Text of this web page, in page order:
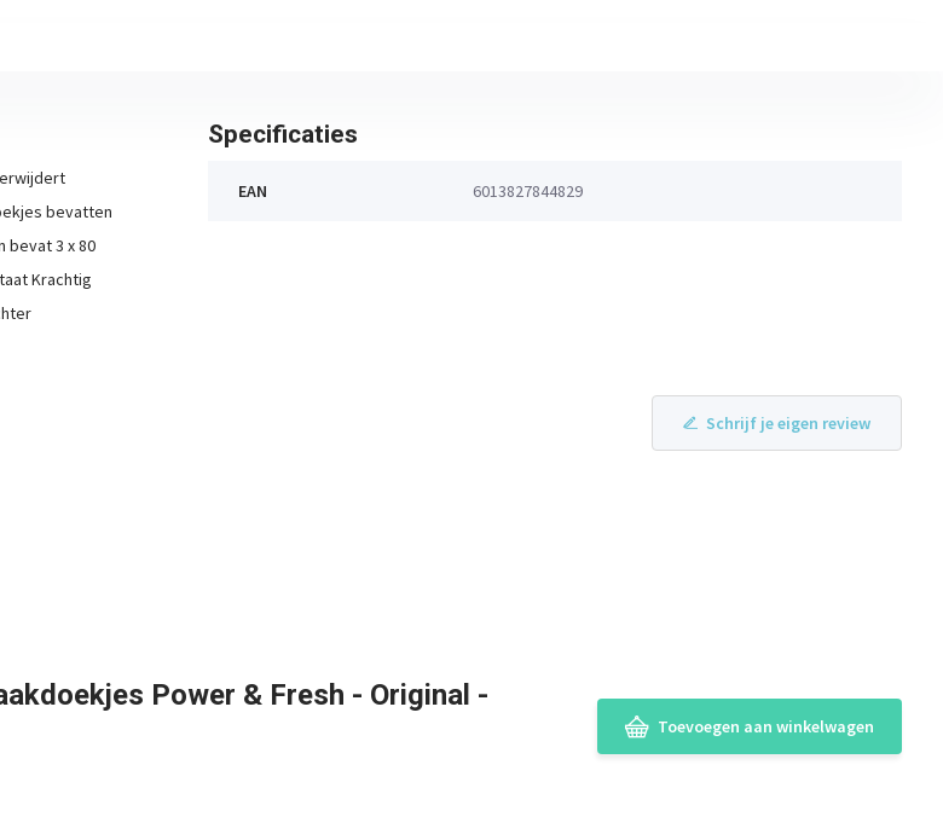
bevatten
bevat 3 x 80
Krachtig
Specificaties
EAN 6013827844829
Schrijf je eigen review
Power & Fresh - Original -
Toevoegen aan winkelwagen